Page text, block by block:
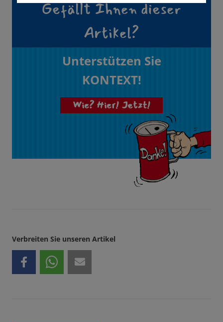
Gefällt Ihnen dieser
Artikel?
Unterstützen Sie
KONTEXT!
Wie? Hier! Jetzt!
Verbreiten Sie unseren Artikel